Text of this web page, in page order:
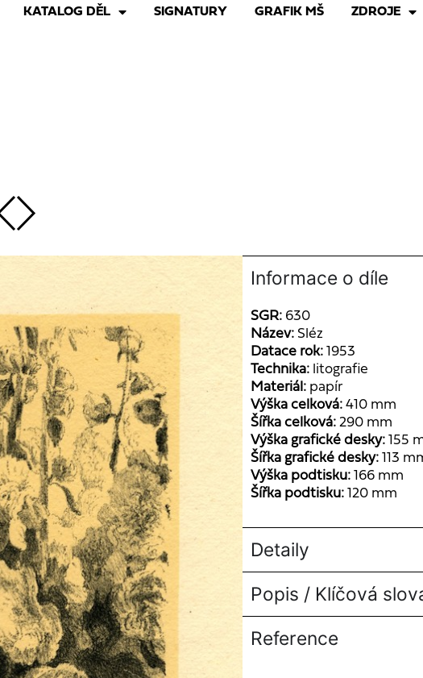
KATALOG DĚL SIGNATURY GRAFIK MŠ ZDROJE
Informace o díle
SGR: 630
Název: Sléz
Datace rok: 1953
Technika: litografie
Materiál: papír
Výška celková: 410 mm
Šířka celková: 290 mm
Výška grafické desky: 155
Šířka grafické desky: 113
Výška podtisku: 166 mm
Šířka podtisku: 120 mm
Detaily
Popis / Klíčová
Reference